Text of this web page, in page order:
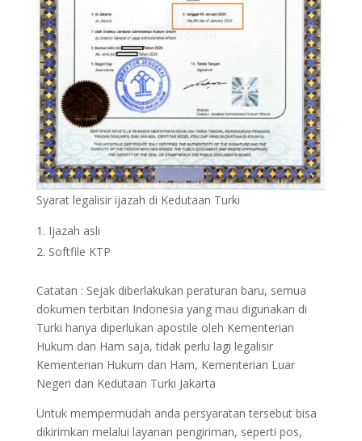
Syarat legalisir ijazah di Kedutaan Turki
Ijazah asli
Softfile KTP
Catatan : Sejak diberlakukan peraturan baru, semua
dokumen terbitan Indonesia yang mau digunakan di
Turki hanya diperlukan apostile oleh Kementerian
Hukum dan Ham saja, tidak perlu lagi legalisir
Kementerian Hukum dan Ham, Kementerian Luar
Negeri dan Kedutaan Turki Jakarta
Untuk mempermudah anda persyaratan tersebut bisa
dikirimkan melalui layanan pengiriman, seperti pos,